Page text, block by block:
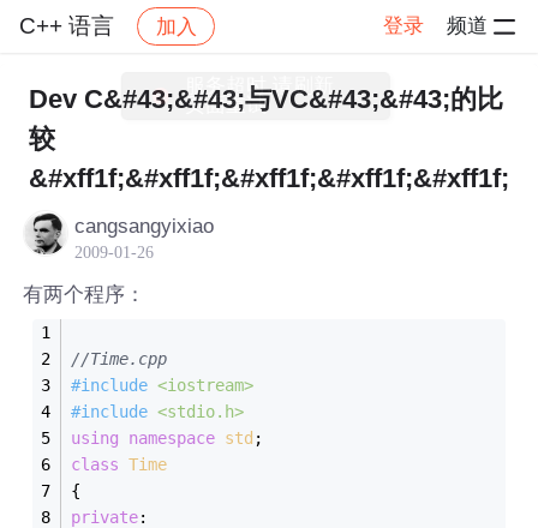
C++ 语言 加入 登录 频道
社区 C++ 语言 帖子详情
Dev C&#43;&#43;与VC&#43;&#43;的比
较
&#xff1f;&#xff1f;&#xff1f;&#xff1f;&#xff1f;
cangsangyixiao
2009-01-26
有两个程序：
//Time.cpp
#include <iostream>
#include <stdio.h>
using
namespace std ;
class Time
{
private: